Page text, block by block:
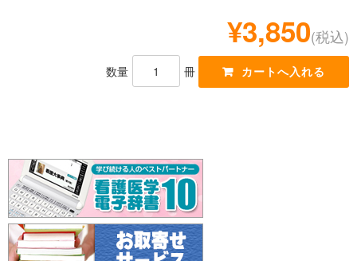
¥3,850(税込)
数量 冊